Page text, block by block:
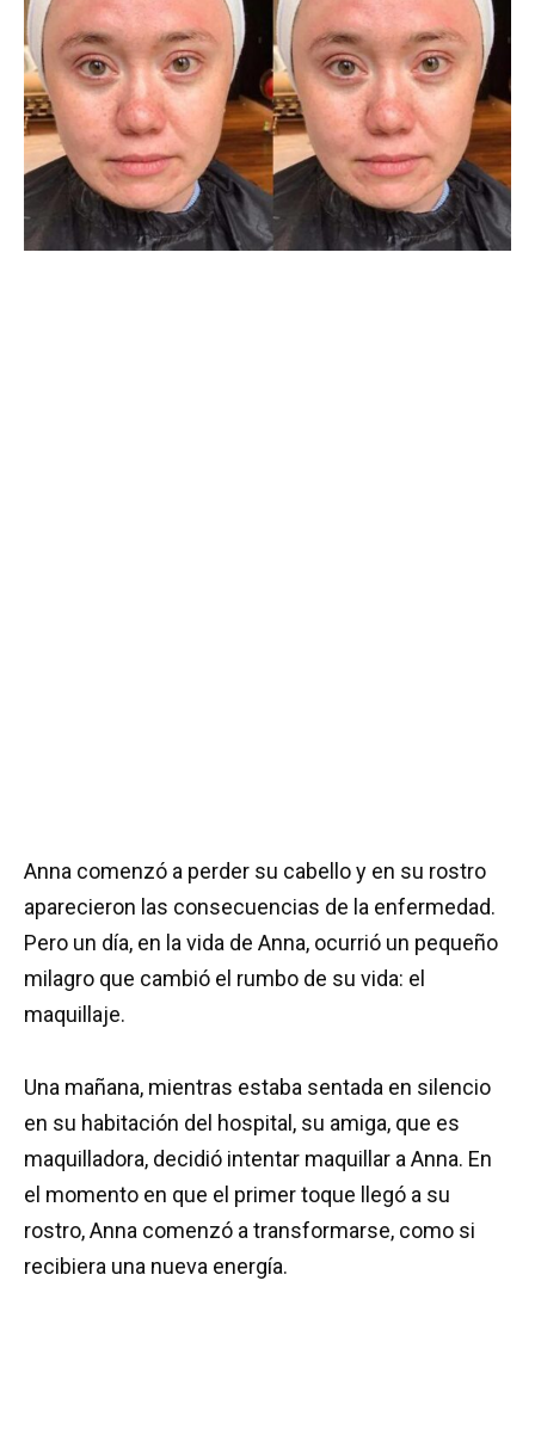
Anna comenzó a perder su cabello y en su rostro
aparecieron las consecuencias de la enfermedad.
Pero un día, en la vida de Anna, ocurrió un pequeño
milagro que cambió el rumbo de su vida: el
maquillaje.
Una mañana, mientras estaba sentada en silencio
en su habitación del hospital, su amiga, que es
maquilladora, decidió intentar maquillar a Anna. En
el momento en que el primer toque llegó a su
rostro, Anna comenzó a transformarse, como si
recibiera una nueva energía.